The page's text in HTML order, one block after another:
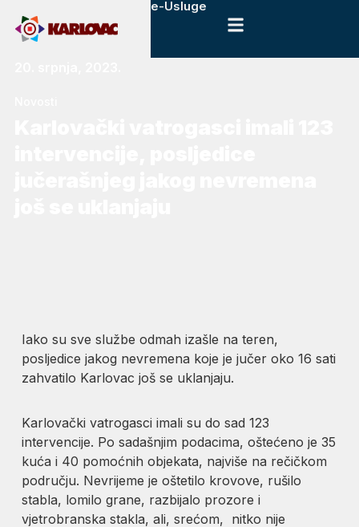
e-Usluge
Iako su sve službe odmah izašle na teren,
posljedice jakog nevremena koje je jučer oko 16 sati
zahvatilo Karlovac još se uklanjaju.
Karlovački vatrogasci imali su do sad 123
intervencije. Po sadašnjim podacima, oštećeno je 35
kuća i 40 pomoćnih objekata, najviše na rečičkom
području. Nevrijeme je oštetilo krovove, rušilo
stabla, lomilo grane, razbijalo prozore i
vjetrobranska stakla, ali, srećom, nitko nije